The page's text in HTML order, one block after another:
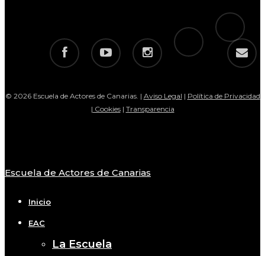
facebook youtube instagram
telegram
tiktok
email
© 2026 Escuela de Actores de Canarias. | Aviso Legal | Política de Privacidad
| Cookies| Transparencia
Close
Escuela de Actores de Canarias
Inicio
EAC
La Escuela